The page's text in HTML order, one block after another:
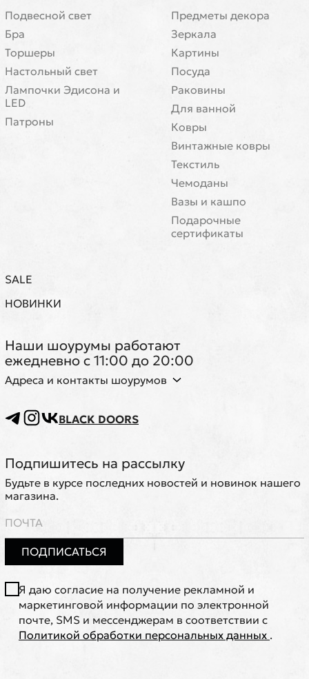
Подвесной свет
Бра
Торшеры
Настольный свет
Лампочки Эдисона и
LED
Патроны
Предметы декора
Зеркала
Картины
Посуда
Раковины
Для ванной
Ковры
Винтажные ковры
Текстиль
Чемоданы
Вазы и кашпо
Подарочные
сертификаты
SALE
НОВИНКИ
Наши шоурумы работают
ежедневно с 11:00 до 20:00
Адреса и контакты шоурумов
BLACK DOORS
Подпишитесь на рассылку
Будьте в курсе последних новостей и новинок нашего
магазина.
ПОДПИСАТЬСЯ
Я даю согласие на получение рекламной и
маркетинговой информации по электронной
почте, SMS и мессенджерам в соответствии с
Политикой обработки персональных данных .